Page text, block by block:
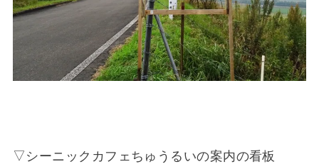
▽シーニックカフェちゅうるいの案内の看板